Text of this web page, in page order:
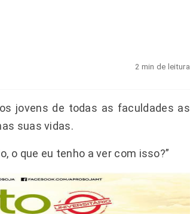
2 min de leitura
jovens de todas as faculdades as
suas vidas.
o que eu tenho a ver com isso?”